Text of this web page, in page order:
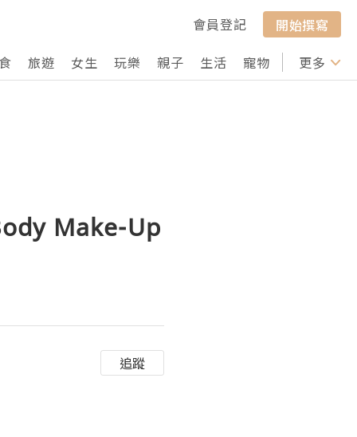
會員登記
開始撰寫
旅遊 女生 玩樂 親子 生活 寵物 行山 打卡
更多
Make-Up
追蹤